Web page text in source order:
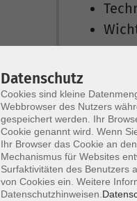
Dein
Haus
vhs
Datenschutz
Cookies sind kleine
Webbrowser des Nutzers
gespeichert werden. Ihr
Cookie genannt wird. Wenn
Ihr Browser das Cookie an
Mechanismus für Websites
Surfaktivitäten des Benutzers
von Cookies ein. Weitere
Datenschutzhinweisen.